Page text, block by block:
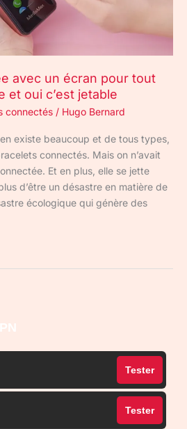
avec un écran pour tout
et oui c’est jetable
connectés / Hugo Bernard
existe beaucoup et de tous types,
connectés. Mais on n’avait
Et en plus, elle se jette
d’être un désastre en matière de
écologique qui génère des
Tester
Tester